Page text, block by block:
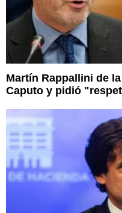
Martín Rappallini de
Caputo y pidió